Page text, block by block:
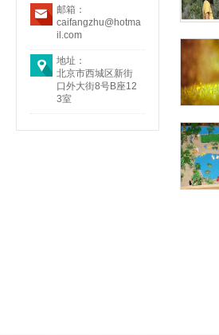
邮箱：
caifangzhu@hotma
il.com
地址：
北京市西城区新街
口外大街8号B座12
3室